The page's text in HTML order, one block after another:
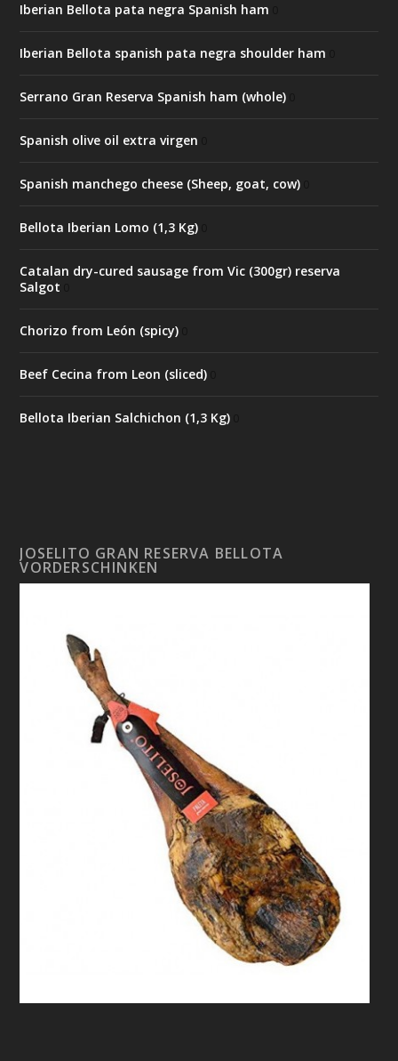
Iberian Bellota pata negra Spanish ham
Iberian Bellota spanish pata negra shoulder ham
Serrano Gran Reserva Spanish ham (whole)
Spanish olive oil extra virgen
Spanish manchego cheese (Sheep, goat, cow)
Bellota Iberian Lomo (1,3 Kg)
Catalan dry-cured sausage from Vic (300gr) reserva
Salgot
Chorizo from León (spicy)
Beef Cecina from Leon (sliced)
Bellota Iberian Salchichon (1,3 Kg)
JOSELITO GRAN RESERVA BELLOTA
VORDERSCHINKEN